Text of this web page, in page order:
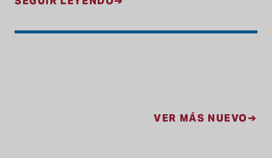
VER MÁS NUEVO